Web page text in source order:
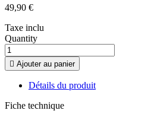
49,90 €
Taxe inclu
Quantity
 Ajouter au panier
Détails du produit
Fiche technique